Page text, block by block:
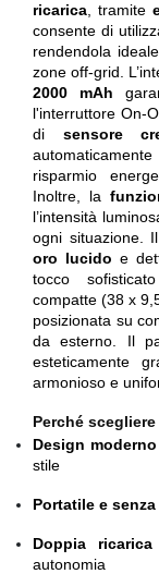
ricarica , tramite
consente di
rendendola
zone off-grid.
2000 mAh
l'interruttore On-
di sensore
risparmio
Inoltre, la
l’intensità
ogni situazione.
oro lucido e
tocco
compatte (38 x
posizionata su
da esterno. Il
esteticamente
armonioso e
Perché
Design
stile
Portatile e
Doppia
autonomia